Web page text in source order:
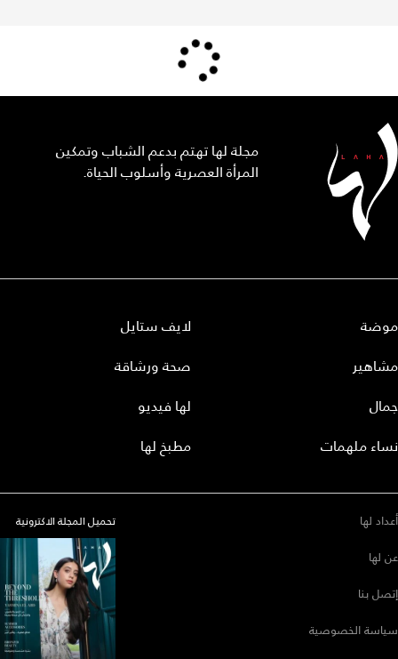
مجلة لها تهتم بدعم الشباب وتمكين
المرأة العصرية وأسلوب الحياة.
موضة
مشاهير
جمال
نساء ملهمات
لايف ستايل
صحة ورشاقة
لها فيديو
مطبخ لها
أعداد لها
عن لها
إتصل بنا
سياسة الخصوصية
تحميل المجلة الاكترونية